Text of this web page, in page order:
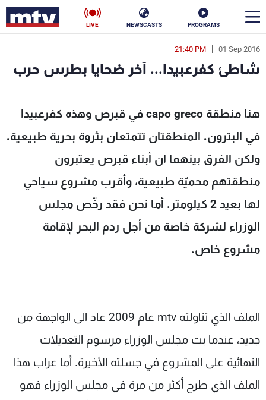
PROGRAMS
NEWSCASTS
LIVE
01 Sep 2016
21:40 PM
شاطئ كفرعبيدا... آخر ضحايا بطرس حرب
هنا منطقة capo greco في قبرص وهذه كفرعبيدا
في البترون. المنطقتان تتمتعان بثروة بحرية طبيعية.
ولكن الفرق بينهما ان أبناء قبرص يعتبرون
منطقتهم محميّة طبيعية، وأقرب مشروع سياحي
لها بعيد 2 كيلومتر. أما نحن فقد رخّص مجلس
الوزراء لشركة خاصة من أجل ردم البحر لإقامة
مشروع خاص.
الملف الذي تناولته mtv عام 2009 عاد الى الواجهة من
جديد، عندما بت مجلس الوزراء مرسوم التعديلات
النهائية على المشروع في جسلته الأخيرة. أما عراب هذا
الملف الذي طرح أكثر من مرة في مجلس الوزراء فهو
en
الأخبار
سياسة ناس
إقتصاد فن
منوعات رياضة
كأس العالم
البرامج
الإنـتـاج
لاعلاناتكم
وظائف
تواصل معنا
شروط الإسـتخدام
سياسة الخصوصية